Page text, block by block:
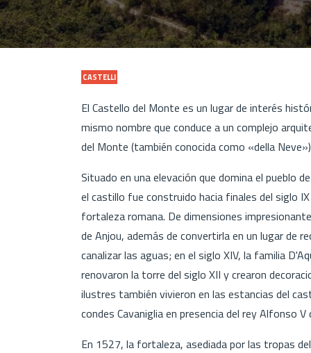
CASTELLI
El Castello del Monte es un lugar de interés
mismo nombre que conduce a un complejo
del Monte (también conocida como «della
Situado en una elevación que domina el pueblo
el castillo fue construido hacia finales del siglo
fortaleza romana. De dimensiones
de Anjou, además de convertirla en un lugar de
canalizar las aguas; en el siglo XIV, la familia
renovaron la torre del siglo XII y crearon
ilustres también vivieron en las estancias del
condes Cavaniglia en presencia del rey Alfonso V
En 1527, la fortaleza, asediada por las tropas